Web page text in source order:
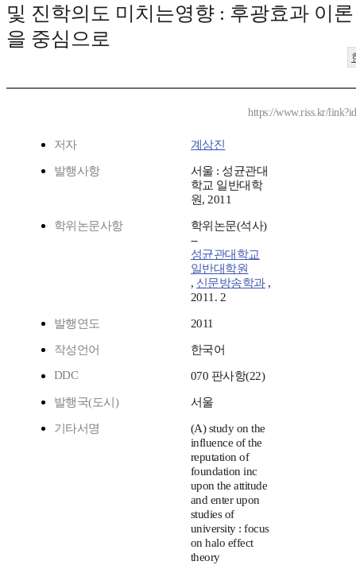
및 진학의도 미치는영향 : 후광효과 이론
을 중심으로
https://www.riss.kr/
저자 계상진
발행사항
서울 : 성균관대
학교 일반대학
원, 2011
학위논문사항
학위논문(석사)
--
성균관대학교
일반대학원
, 신문방송학과 ,
2011. 2
발행연도 2011
작성언어
한국어
DDC
070 판사항(22)
발행국(도시) 서울
기타서명
(A) study on the
influence of the
reputation of
foundation inc
upon the attitude
and enter upon
studies of
university : focus
on halo effect
theory